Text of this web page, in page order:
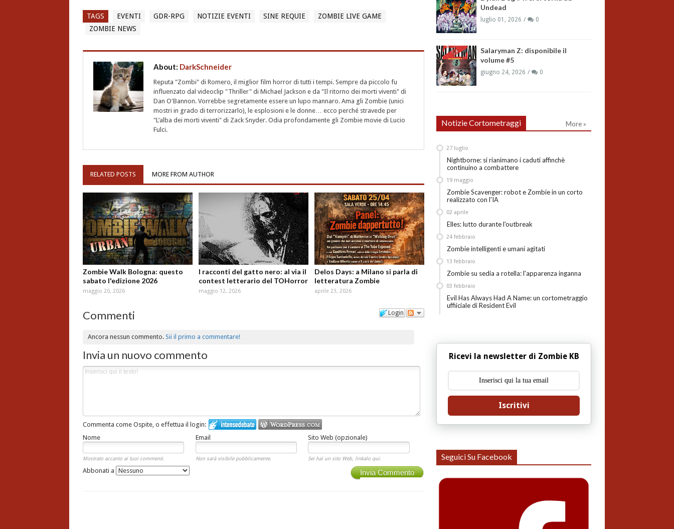
TAGS EVENTI GDR-RPG NOTIZIE EVENTI SINE REQUIE
ZOMBIE LIVE GAME
ZOMBIE NEWS
About: DarkSchneider
Reputa "Zombi" di Romero, il miglior film horror di tutti i tempi. Sempre da piccolo fu
influenzato dal videoclip "Thriller" di Michael Jackson e da "Il ritorno dei morti viventi" di
Dan O'Bannon. Vorrebbe segretamente essere un lupo mannaro. Ama gli Zombie (unici
mostri in grado di terrorizzarlo), le esplosioni e le donne… ecco perché stravede per
"L’alba dei morti viventi" di Zack Snyder. Odia profondamente gli Zombie movie di Lucio
Fulci.
RELATED POSTS MORE FROM AUTHOR
Zombie Walk Bologna: questo
sabato l'edizione 2026
maggio 20, 2026
I racconti del gatto nero: al via il
contest letterario del TOHorror
maggio 12, 2026
Delos Days: a Milano si parla di
letteratura Zombie
aprile 23, 2026
Login
Commenti
Ancora nessun commento.Sii il primo a commentare!
Invia un nuovo commento
Commenta come Ospite, o effettua il login:
Nome
Email Sito Web (opzionale)
Mostrato accanto ai tuoi commenti. Non sarà visibile pubblicamente. Sei hai un sito Web, linkalo qui.
Invia Commento
Abbonati a
Undead
luglio 01, 2026 0
Salaryman Z: disponibile il
volume #5
giugno 24, 2026 0
Notizie Cortometraggi More »
Nightborne: si rianimano i caduti affinchè
continuino a combattere
27 luglio
Zombie Scavenger: robot e Zombie in un corto
realizzato con l'IA
19 maggio
Elles: lutto durante l'outbreak
02 aprile
Zombie intelligenti e umani agitati
24 febbraio
Zombie su sedia a rotella: l'apparenza inganna
13 febbraio
Evil Has Always Had A Name: un cortometraggio
uffiiciale di Resident Evil
03 febbraio
Ricevi la newsletter di Zombie KB
Iscritivi
Seguici Su Facebook